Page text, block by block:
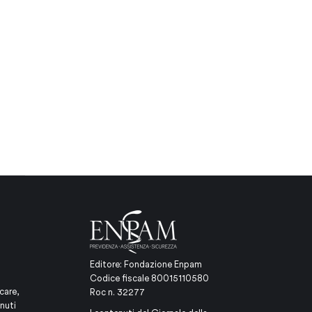
Editore: Fondazione Enpam
Codice fiscale 80015110580
Roc n. 32277